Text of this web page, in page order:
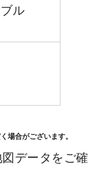
ル
場合がございます。
データをご確